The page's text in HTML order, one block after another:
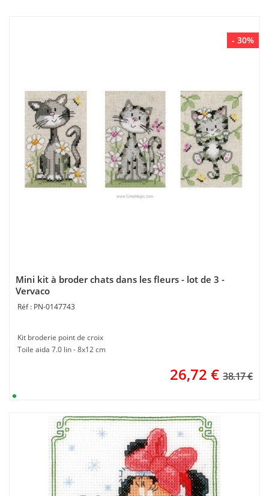
- 30%
Mini kit à broder chats dans les fleurs - lot de 3 -
Vervaco
PN-0147743
Kit broderie point de croix
Toile aida 7.0 lin - 8x12 cm
26,72 € 38.17 €